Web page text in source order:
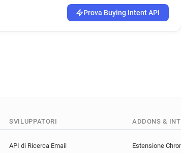
Prova Buying Intent API
SVILUPPATORI
API di Ricerca Email
ADDONS &
Estensione